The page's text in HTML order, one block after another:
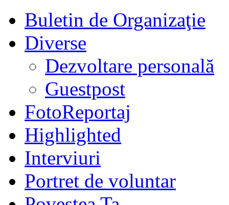
Buletin de Organizaţie
Diverse
Dezvoltare personală
Guestpost
FotoReportaj
Highlighted
Interviuri
Portret de voluntar